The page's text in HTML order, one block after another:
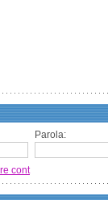
Parola:
cont